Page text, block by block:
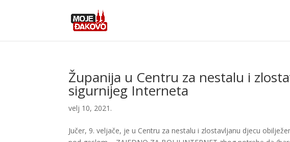
Županija u Centru za nestalu i
sigurnijeg Interneta
velj 10, 2021.
Jučer, 9. veljače, je u Centru za nestalu i zlostavljanu djecu